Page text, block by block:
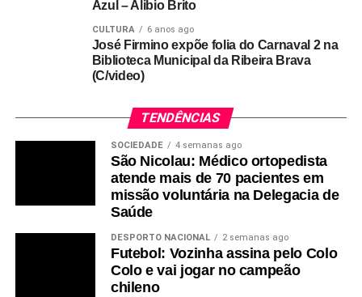
Azul – Alibio Brito
CULTURA 6 anos ago
José Firmino expõe folia do Carnaval 2 na
Biblioteca Municipal da Ribeira Brava
(C/video)
TENDÊNCIAS
SOCIEDADE 4 semanas ago
São Nicolau: Médico ortopedista
atende mais de 70 pacientes em
missão voluntária na Delegacia de
Saúde
DESPORTO NACIONAL 2 semanas ago
Futebol: Vozinha assina pelo Colo
Colo e vai jogar no campeão
chileno